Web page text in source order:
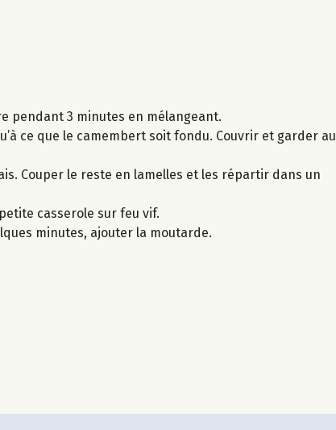
pendant 3 minutes en mélangeant.
ce que le camembert soit fondu. Couvrir et garder au
Couper le reste en lamelles et les répartir dans un
casserole sur feu vif.
minutes, ajouter la moutarde.